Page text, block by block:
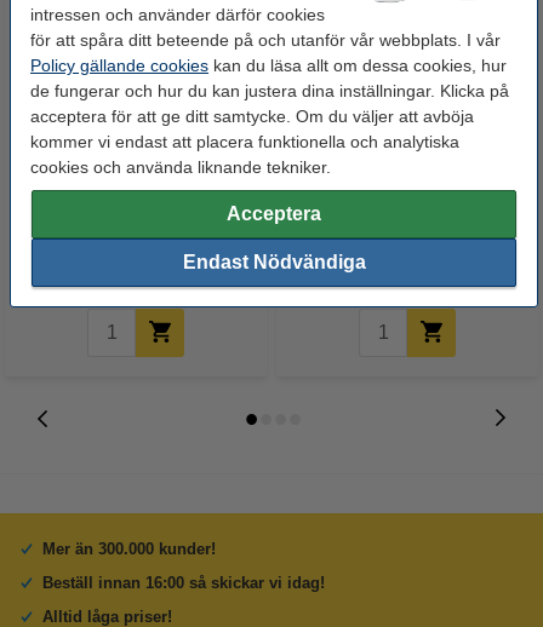
intressen och använder därför cookies
för att spåra ditt beteende på och utanför vår webbplats. I vår
Policy gällande cookies kan du läsa allt om dessa cookies, hur
de fungerar och hur du kan justera dina inställningar. Klicka på
acceptera för att ge ditt samtycke. Om du väljer att avböja
kommer vi endast att placera funktionella och analytiska
cookies och använda liknande tekniker.
Acceptera
Endast Nödvändiga
Varumärket 123ink
ersätter Brother TN-2420 svart
Inkl. 25% Moms
123ink Xtreme Power Lithium /
65 kr
Mer än 300.000 kunder!
Beställ innan 16:00 så skickar vi idag!
Alltid låga priser!